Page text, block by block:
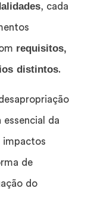
, cada
requisitos,
distintos.
da
impactos
de
do